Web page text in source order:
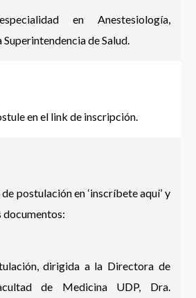
en Anestesiología,
de Salud.
en el link de inscripción.
postulación en ‘inscríbete aquí’ y
documentos:
dirigida a la Directora de
de Medicina UDP, Dra.